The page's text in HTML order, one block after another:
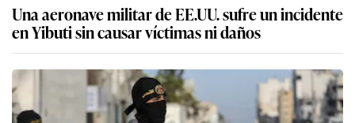
Una aeronave militar de EE.UU. sufre un incidente
en Yibuti sin causar víctimas ni daños